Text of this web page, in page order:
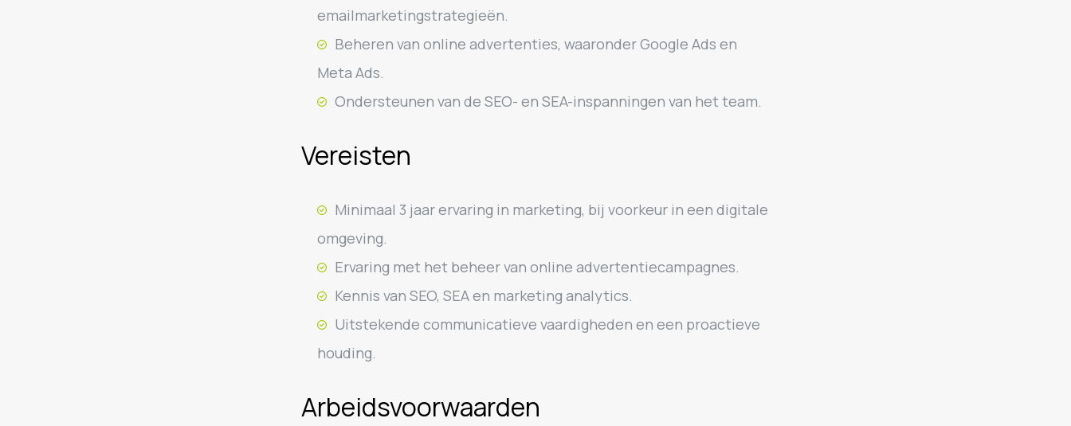
emailmarketingstrategieën.
Beheren van online advertenties, waaronder Google Ads en
Meta Ads.
Ondersteunen van de SEO- en SEA-inspanningen van het team.
Vereisten
Minimaal 3 jaar ervaring in marketing, bij voorkeur in een digitale
omgeving.
Ervaring met het beheer van online advertentiecampagnes.
Kennis van SEO, SEA en marketing analytics.
Uitstekende communicatieve vaardigheden en een proactieve
houding.
Arbeidsvoorwaarden